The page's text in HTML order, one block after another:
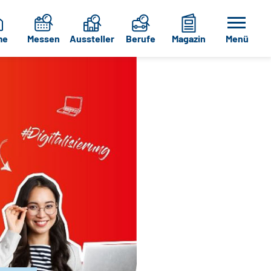
Messen Aussteller Berufe Magazin Menü